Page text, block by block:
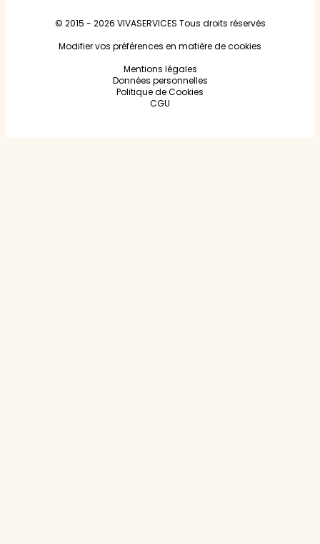
© 2015 - 2026 VIVASERVICES Tous droits réservés
Modifier vos préférences en matière de cookies
Mentions légales
Données personnelles
Politique de Cookies
CGU